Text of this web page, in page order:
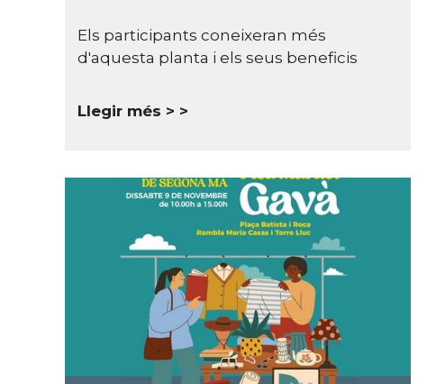
Els participants coneixeran més
d'aquesta planta i els seus beneficis
Llegir més >